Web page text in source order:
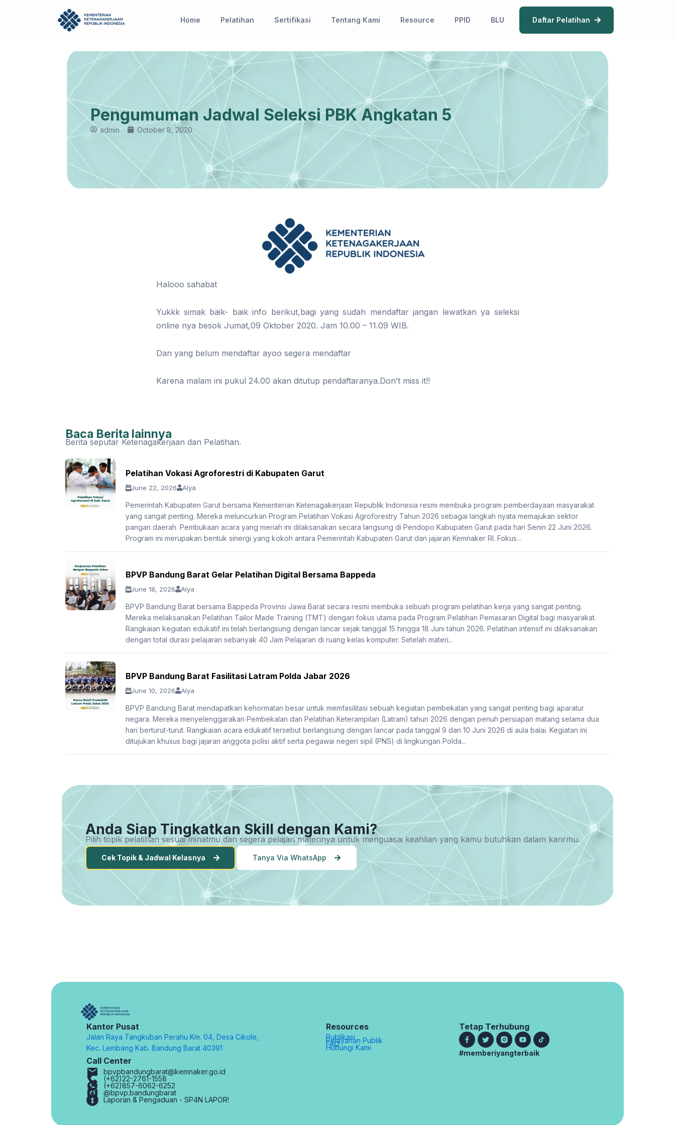
Home Pelatihan Sertifikasi Tentang Kami Resource PPID BLU Daftar Pelatihan
Pengumuman Jadwal Seleksi PBK Angkatan 5
admin October 8, 2020
Halooo sahabat
Yukkk simak baik- baik info berikut,bagi yang sudah mendaftar jangan lewatkan ya seleksi
online nya besok Jumat,09 Oktober 2020. Jam 10.00 – 11.09 WIB.
Dan yang belum mendaftar ayoo segera mendaftar
Karena malam ini pukul 24.00 akan ditutup pendaftaranya.Don’t miss it!!
Baca Berita lainnya
Berita seputar Ketenagakerjaan dan Pelatihan.
Pelatihan Vokasi Agroforestri di Kabupaten Garut
June 22, 2026 Alya
Pemerintah Kabupaten Garut bersama Kementerian Ketenagakerjaan Republik Indonesia resmi membuka program pemberdayaan masyarakat
yang sangat penting. Mereka meluncurkan Program Pelatihan Vokasi Agroforestry Tahun 2026 sebagai langkah nyata memajukan sektor
pangan daerah. Pembukaan acara yang meriah ini dilaksanakan secara langsung di Pendopo Kabupaten Garut pada hari Senin 22 Juni 2026.
Program ini merupakan bentuk sinergi yang kokoh antara Pemerintah Kabupaten Garut dan jajaran Kemnaker RI. Fokus...
BPVP Bandung Barat Gelar Pelatihan Digital Bersama Bappeda
June 18, 2026 Alya
BPVP Bandung Barat bersama Bappeda Provinsi Jawa Barat secara resmi membuka sebuah program pelatihan kerja yang sangat penting.
Mereka melaksanakan Pelatihan Tailor Made Training (TMT) dengan fokus utama pada Program Pelatihan Pemasaran Digital bagi masyarakat.
Rangkaian kegiatan edukatif ini telah berlangsung dengan lancar sejak tanggal 15 hingga 18 Juni tahun 2026. Pelatihan intensif ini dilaksanakan
dengan total durasi pelajaran sebanyak 40 Jam Pelajaran di ruang kelas komputer. Setelah materi...
BPVP Bandung Barat Fasilitasi Latram Polda Jabar 2026
June 10, 2026 Alya
BPVP Bandung Barat mendapatkan kehormatan besar untuk memfasilitasi sebuah kegiatan pembekalan yang sangat penting bagi aparatur
negara. Mereka menyelenggarakan Pembekalan dan Pelatihan Keterampilan (Latram) tahun 2026 dengan penuh persiapan matang selama dua
hari berturut-turut. Rangkaian acara edukatif tersebut berlangsung dengan lancar pada tanggal 9 dan 10 Juni 2026 di aula balai. Kegiatan ini
ditujukan khusus bagi jajaran anggota polisi aktif serta pegawai negeri sipil (PNS) di lingkungan Polda...
Anda Siap Tingkatkan Skill dengan Kami?
Pilih topik pelatihan sesuai minatmu dan segera pelajari materinya untuk menguasai keahlian yang kamu butuhkan dalam karirmu.
Cek Topik & Jadwal Kelasnya Tanya Via WhatsApp
Kantor Pusat
Jalan Raya Tangkuban Perahu Km. 04, Desa Cikole,
Kec. Lembang Kab. Bandung Barat 40391
Call Center
bpvpbandungbarat@kemnaker.go.id
(+62)22-2761-1558
(+62)857-6062-6252
@bpvp.bandungbarat
Laporan & Pengaduan - SP4N LAPOR!
Resources
Publikasi
Pelayanan Publik
FAQ
Hubungi Kami
Tetap Terhubung
#memberiyangterbaik